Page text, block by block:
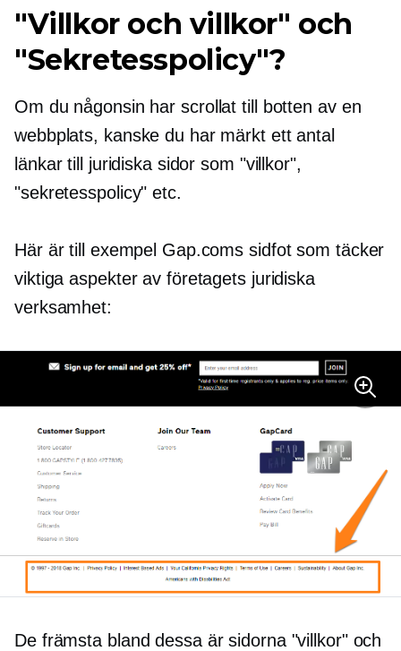
"Villkor och villkor" och
"Sekretesspolicy"?
Om du någonsin har scrollat ​​till botten av en
webbplats, kanske du har märkt ett antal
länkar till juridiska sidor som "villkor",
"sekretesspolicy" etc.
Här är till exempel Gap.coms sidfot som täcker
viktiga aspekter av företagets juridiska
verksamhet:
De främsta bland dessa är sidorna "villkor" och